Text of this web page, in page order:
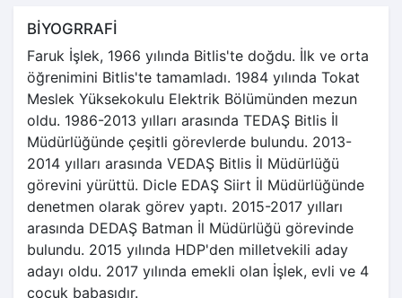
BİYOGRRAFİ
Faruk İşlek, 1966 yılında Bitlis'te doğdu. İlk ve orta
öğrenimini Bitlis'te tamamladı. 1984 yılında Tokat
Meslek Yüksekokulu Elektrik Bölümünden mezun
oldu. 1986-2013 yılları arasında TEDAŞ Bitlis İl
Müdürlüğünde çeşitli görevlerde bulundu. 2013-
2014 yılları arasında VEDAŞ Bitlis İl Müdürlüğü
görevini yürüttü. Dicle EDAŞ Siirt İl Müdürlüğünde
denetmen olarak görev yaptı. 2015-2017 yılları
arasında DEDAŞ Batman İl Müdürlüğü görevinde
bulundu. 2015 yılında HDP'den milletvekili aday
adayı oldu. 2017 yılında emekli olan İşlek, evli ve 4
çocuk babasıdır.